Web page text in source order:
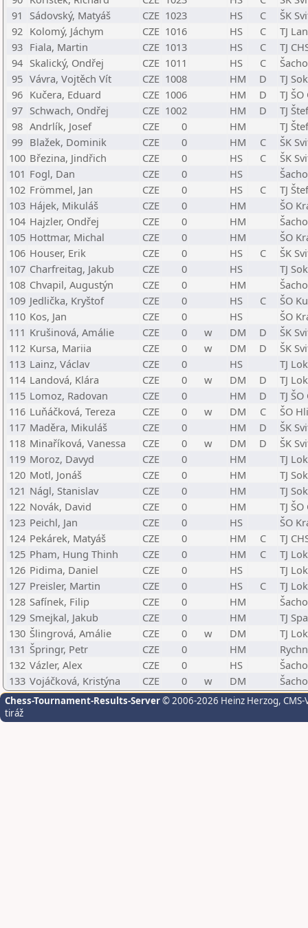
91
Sádovský, Matyáš CZE 1023 HS C
ŠK
92 Kolomý, Jáchym CZE 1016 HS C
TJ
93 Fiala, Martin CZE 1013 HS C
TJ
94 Skalický, Ondřej CZE 1011 HS C
95 Vávra, Vojtěch Vít CZE 1008 HM D
TJ
96 Kučera, Eduard CZE 1006 HM D
TJ
97 Schwach, Ondřej CZE 1002 HM D
TJ
98 Andrlík, Josef CZE 0 HM
TJ
99 Blažek, Dominik CZE 0 HM C
ŠK
100 Březina, Jindřich CZE 0 HS C
ŠK
101 Fogl, Dan CZE 0 HS
102 Frömmel, Jan CZE 0 HS C
TJ
103 Hájek, Mikuláš CZE 0 HM
ŠO
104 Hajzler, Ondřej CZE 0 HM
105 Hottmar, Michal CZE 0 HM
ŠO
106 Houser, Erik CZE 0 HS C
ŠK
107 Charfreitag, Jakub CZE 0 HS
TJ
108 Chvapil, Augustýn CZE 0 HM
109 Jedlička, Kryštof CZE 0 HS C
ŠO
110 Kos, Jan CZE 0 HS
ŠO
111 Krušinová, Amálie CZE 0 w DM D
ŠK
112 Kursa, Mariia CZE 0 w DM D
ŠK
113 Lainz, Václav CZE 0 HS
TJ
114 Landová, Klára CZE 0 w DM D
TJ
115 Lomoz, Radovan CZE 0 HM D
TJ
116 Luňáčková, Tereza CZE 0 w DM C
ŠO
117 Maděra, Mikuláš CZE 0 HM D
ŠK
118 Minaříková, Vanessa CZE 0 w DM D
ŠK
119 Moroz, Davyd CZE 0 HM
TJ
120 Motl, Jonáš CZE 0 HM
TJ
121 Nágl, Stanislav CZE 0 HM
TJ
122 Novák, David CZE 0 HM
TJ
123 Peichl, Jan CZE 0 HS
ŠO
124 Pekárek, Matyáš CZE 0 HM C
TJ
125 Pham, Hung Thinh CZE 0 HM C
TJ
126 Pidima, Daniel CZE 0 HS
TJ
127 Preisler, Martin CZE 0 HS C
TJ
128 Safínek, Filip CZE 0 HM
129 Smejkal, Jakub CZE 0 HM
TJ
130 Šlingrová, Amálie CZE 0 w DM
TJ
131 Špringr, Petr CZE 0 HM
132 Vázler, Alex CZE 0 HS
133 Vojáčková, Kristýna CZE 0 w DM
Chess-Tournament-Results-Server© 2006-2026 Heinz Herzog,
tiráž